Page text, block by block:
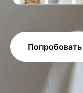
Попробовать